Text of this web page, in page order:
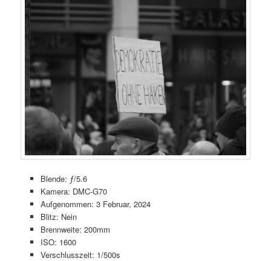
Blende: ƒ/5.6
Kamera: DMC-G70
Aufgenommen: 3 Februar, 2024
Blitz: Nein
Brennweite: 200mm
ISO: 1600
Verschlusszeit: 1/500s